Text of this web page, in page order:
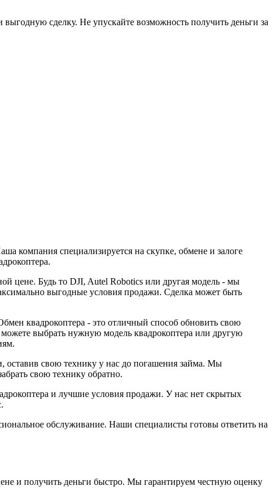
сделку. Не упускайте возможность получить деньги за
компания специализируется на скупке, обмене и залоге
цене. Будь то DJI, Autel Robotics или другая модель - мы
выгодные условия продажи. Сделка может быть
квадрокоптера - это отличный способ обновить свою
выбрать нужную модель квадрокоптера или другую
оставив свою технику у нас до погашения займа. Мы
свою технику обратно.
и лучшие условия продажи. У нас нет скрытых
обслуживание. Наши специалисты готовы ответить на
и получить деньги быстро. Мы гарантируем честную оценку